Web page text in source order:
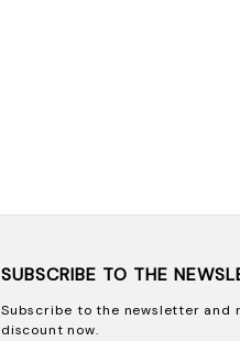
SUBSCRIBE TO THE
Subscribe to the newsletter and
discount now.